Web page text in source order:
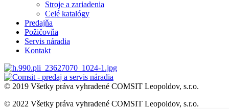
Stroje a zariadenia
Celé katalógy
Predajňa
Požičovňa
Servis náradia
Kontakt
© 2019 Všetky práva vyhradené COMSIT Leopoldov, s.r.o.
© 2022 Všetky práva vyhradené COMSIT Leopoldov, s.r.o.